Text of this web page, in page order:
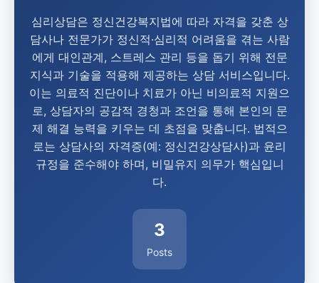
심리상담은 정신건강복지법에 따라 자격을 갖춘 상
담사나 전문가가 정신적·심리적 어려움을 겪는 사람
에게 대인관계, 스트레스 관리 등을 돕기 위해 전문
지식과 기술을 적용해 제공하는 상담 서비스입니다.
이는 의료적 진단이나 치료가 아닌 비의료적 지원으
로, 상담자의 공감적 경청과 조언을 통해 본인의 문
제 해결 능력을 키우는 데 초점을 맞춥니다. 법적으
로는 상담사의 자격증(예: 정신건강상담사)과 윤리
규정을 준수해야 하며, 비밀유지 의무가 핵심입니
다.
3
Posts